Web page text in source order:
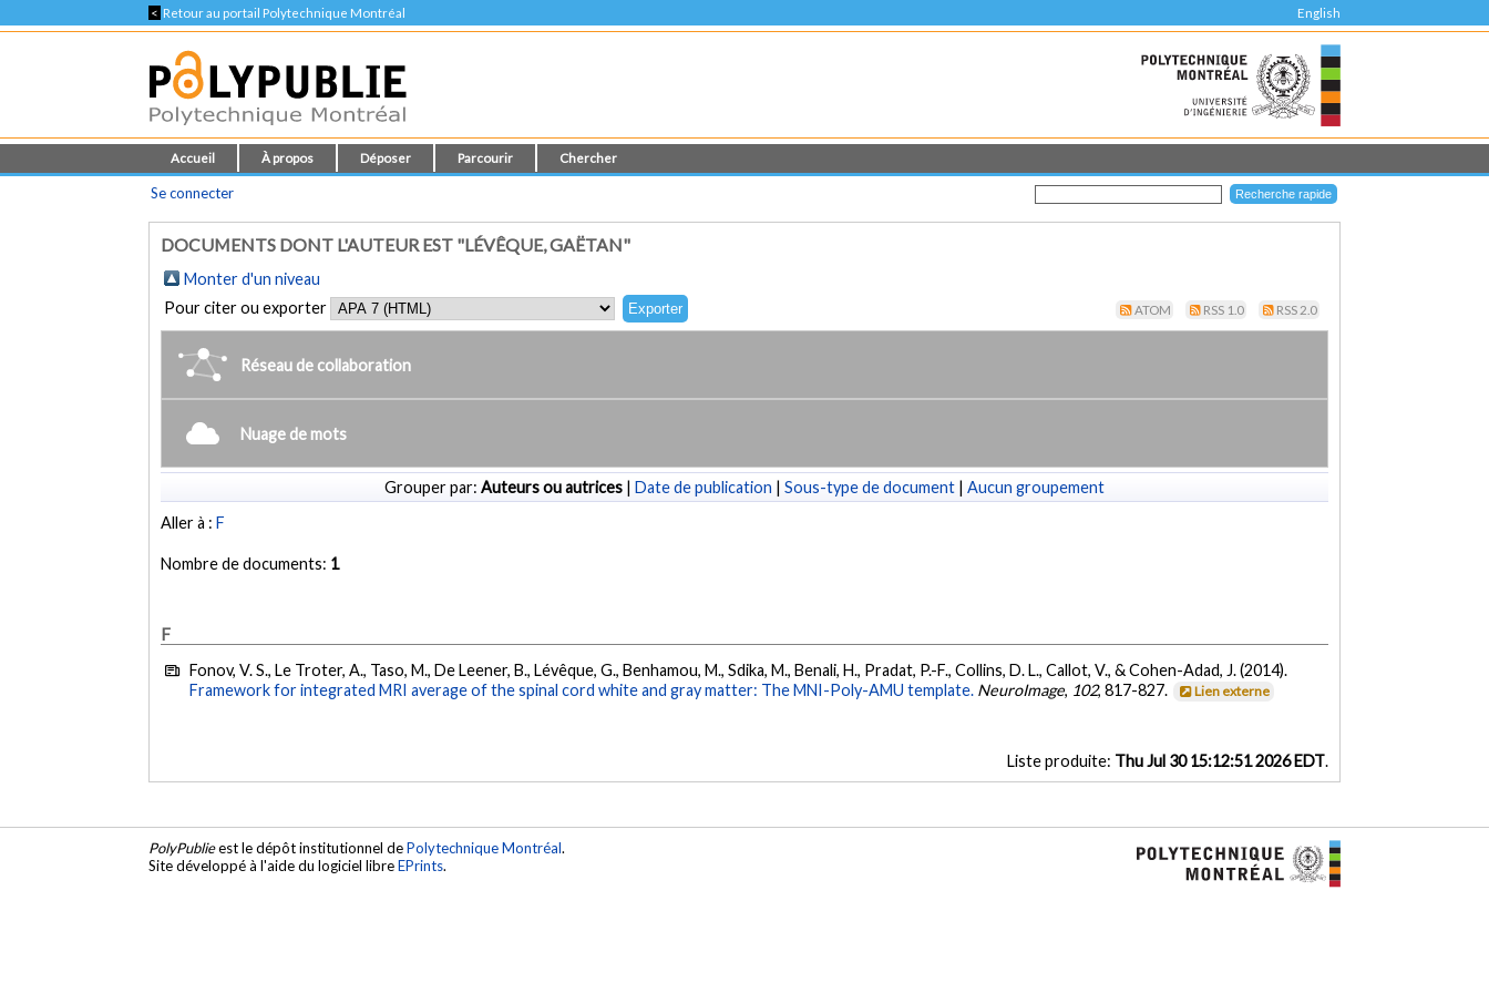
< Retour au portail Polytechnique Montréal English
Accueil À propos Déposer Parcourir Chercher
Se connecter
DOCUMENTS DONT L'AUTEUR EST "LÉVÊQUE, GAËTAN"
Monter d'un niveau
Pour citer ou exporter
ATOM RSS 1.0 RSS 2.0
Réseau de collaboration
Nuage de mots
Grouper par: Auteurs ou autrices | Date de publication | Sous-type de document | Aucun groupement
Aller à :F
Nombre de documents: 1
F
Fonov, V. S., Le Troter, A., Taso, M., De Leener, B., Lévêque, G., Benhamou, M., Sdika, M., Benali, H., Pradat, P.-F., Collins, D. L., Callot, V., & Cohen-Adad, J. (2014).
Framework for integrated MRI average of the spinal cord white and gray matter: The MNI-Poly-AMU template. NeuroImage, 102, 817-827. Lien externe
Liste produite: Thu Jul 30 15:12:51 2026 EDT.
PolyPublieest le dépôt institutionnel dePolytechnique Montréal.
Site développé à l'aide du logiciel libreEPrints.